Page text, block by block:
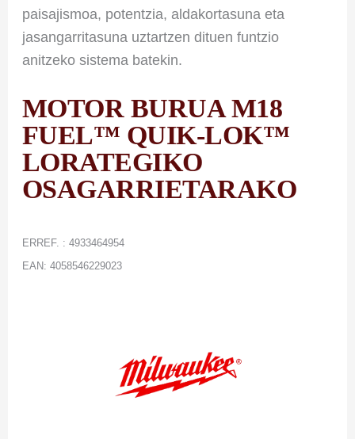
paisajismoa, potentzia, aldakortasuna eta
jasangarritasuna uztartzen dituen funtzio
anitzeko sistema batekin.
MOTOR BURUA M18
FUEL™ QUIK-LOK™
LORATEGIKO
OSAGARRIETARAKO
ERREF. : 4933464954
EAN: 4058546229023